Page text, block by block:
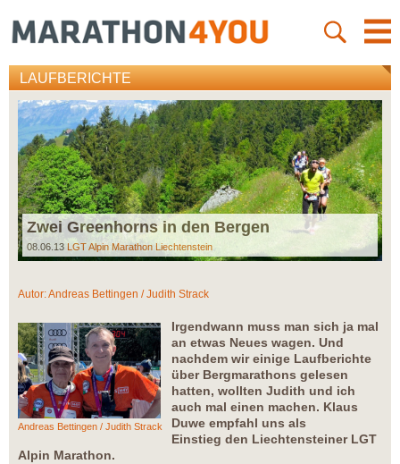
LAUFBERICHTE
Zwei Greenhorns in den Bergen
08.06.13 LGT Alpin Marathon Liechtenstein
Autor:Andreas Bettingen / Judith Strack
Andreas Bettingen / Judith Strack
Irgendwann muss man sich ja mal
an etwas Neues wagen. Und
nachdem wir einige Laufberichte
über Bergmarathons gelesen
hatten, wollten Judith und ich
auch mal einen machen. Klaus
Duwe empfahl uns als
Einstieg den Liechtensteiner LGT
Alpin Marathon.